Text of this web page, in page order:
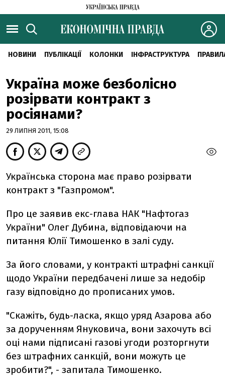
НОВИНИ ПУБЛІКАЦІЇ КОЛОНКИ ІНФРАСТРУКТУРА
Україна може безболісно
розірвати контракт з
росіянами?
29 ЛИПНЯ 2011, 15:08
Українська сторона має право розірвати
контракт з "Газпромом".
Про це заявив екс-глава НАК "Нафтогаз
України" Олег Дубина, відповідаючи на
питання Юлії Тимошенко в залі суду.
За його словами, у контракті штрафні санкції
щодо України передбачені лише за недобір
газу відповідно до прописаних умов.
"Скажіть, будь-ласка, якщо уряд Азарова або
за дорученням Януковича, вони захочуть всі
оці нами підписані газові угоди розторгнути
без штрафних санкцій, вони можуть це
зробити?", - запитала Тимошенко.